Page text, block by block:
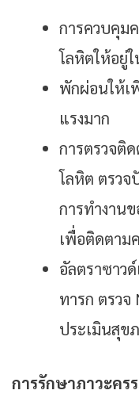
การควบคุม
โลหิตให้อยู่
พักผ่อนให้เ
แรงมาก
การตรวจติ
โลหิต ตรวจ
การทำงาน
เพื่อติดตาม
อัลตราซาว
ทารก ตรวจ
ประเมินสุข
การรักษาภาวะคร